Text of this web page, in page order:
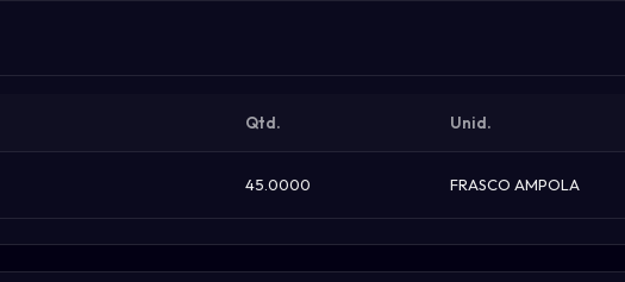
Qtd. Unid.
45.0000 FRASCO AMPOLA